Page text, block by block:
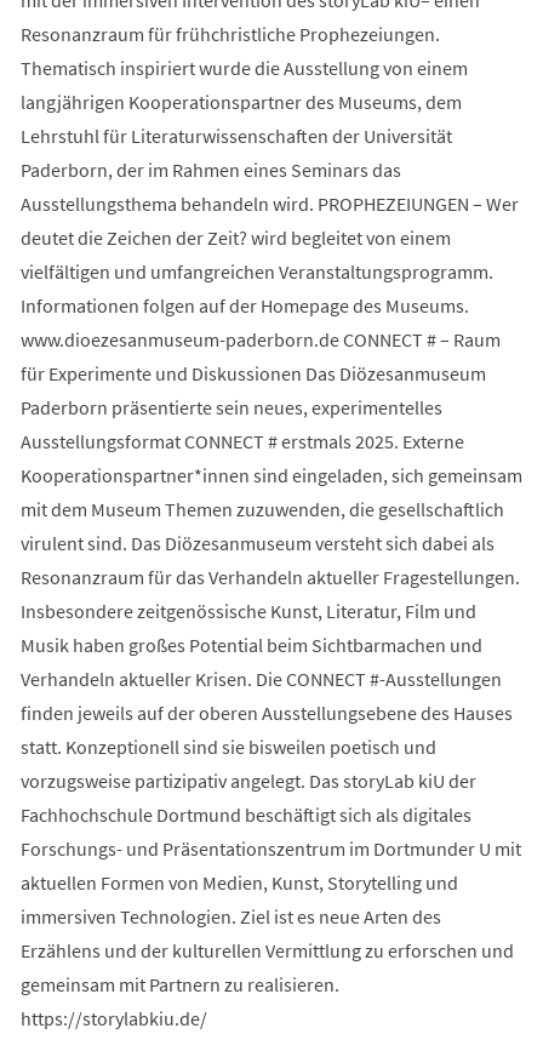
Resonanzraum für frühchristliche Prophezeiungen.
Thematisch inspiriert wurde die Ausstellung von einem
langjährigen Kooperationspartner des Museums, dem
Lehrstuhl für Literaturwissenschaften der Universität
Paderborn, der im Rahmen eines Seminars das
Ausstellungsthema behandeln wird. PROPHEZEIUNGEN – Wer
deutet die Zeichen der Zeit? wird begleitet von einem
vielfältigen und umfangreichen Veranstaltungsprogramm.
Informationen folgen auf der Homepage des Museums.
www.dioezesanmuseum-paderborn.de CONNECT # – Raum
für Experimente und Diskussionen Das Diözesanmuseum
Paderborn präsentierte sein neues, experimentelles
Ausstellungsformat CONNECT # erstmals 2025. Externe
Kooperationspartner*innen sind eingeladen, sich gemeinsam
mit dem Museum Themen zuzuwenden, die gesellschaftlich
virulent sind. Das Diözesanmuseum versteht sich dabei als
Resonanzraum für das Verhandeln aktueller Fragestellungen.
Insbesondere zeitgenössische Kunst, Literatur, Film und
Musik haben großes Potential beim Sichtbarmachen und
Verhandeln aktueller Krisen. Die CONNECT #-Ausstellungen
finden jeweils auf der oberen Ausstellungsebene des Hauses
statt. Konzeptionell sind sie bisweilen poetisch und
vorzugsweise partizipativ angelegt. Das storyLab kiU der
Fachhochschule Dortmund beschäftigt sich als digitales
Forschungs- und Präsentationszentrum im Dortmunder U mit
aktuellen Formen von Medien, Kunst, Storytelling und
immersiven Technologien. Ziel ist es neue Arten des
Erzählens und der kulturellen Vermittlung zu erforschen und
gemeinsam mit Partnern zu realisieren.
https://storylabkiu.de/